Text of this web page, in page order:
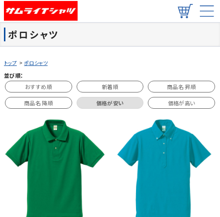
ポロシャツ
トップ > ポロシャツ
並び順：
おすすめ順
新着順 商品名 昇順
商品名 降順 価格が安い 価格が高い